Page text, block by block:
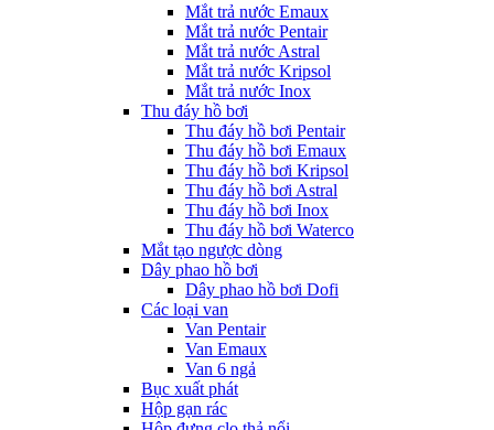
Mắt trả nước Emaux
Mắt trả nước Pentair
Mắt trả nước Astral
Mắt trả nước Kripsol
Mắt trả nước Inox
Thu đáy hồ bơi
Thu đáy hồ bơi Pentair
Thu đáy hồ bơi Emaux
Thu đáy hồ bơi Kripsol
Thu đáy hồ bơi Astral
Thu đáy hồ bơi Inox
Thu đáy hồ bơi Waterco
Mắt tạo ngược dòng
Dây phao hồ bơi
Dây phao hồ bơi Dofi
Các loại van
Van Pentair
Van Emaux
Van 6 ngả
Bục xuất phát
Hộp gạn rác